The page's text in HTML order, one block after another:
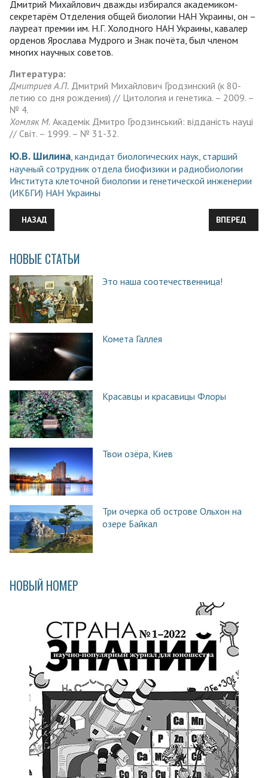
Дмитрий Михайлович дважды избирался академиком-
секретарём Отделения общей биологии НАН Украины, он –
лауреат премии им. Н.Г. Холодного НАН Украины, кавалер
орденов Ярослава Мудрого и Знак почёта, был членом
многих научных советов.
Литература:
Дмитриев А.П. Дмитрий Михайлович Гродзинский (к 80-
летию со дня рождения) // Цитология и генетика. – 2009. –
№ 4.
Хомляк М. Академік Дмитро Гродзинський: відданість науці
// Світ. – 1999. – № 31-32.
Ю.В. Шилина , кандидат биологических наук, старший
научный сотрудник отдела биофизики и радиобиологии
Института клеточной биологии и генетической инженерии
(ИКБГИ) НАН Украины
ПРЕДЫДУЩИЙ: НАУЧНО-ПОПУЛЯРНАЯ ЛИТЕРАТУРА
НАЗАД ВПЕРЕД
НОВЫЕ СТАТЬИ
Это наша соотечественница!
Комета Галлея
Красавцы и красавицы Флоры
Твои озёра, Киев
Три очерка об острове Ольхон на
озере Байкал
НОВЫЙ НОМЕР